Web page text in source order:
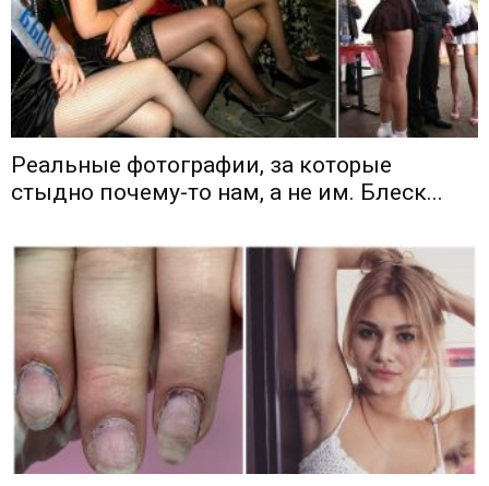
Реальные фотографии, за которые
стыдно почему-то нам, а не им. Блеск...